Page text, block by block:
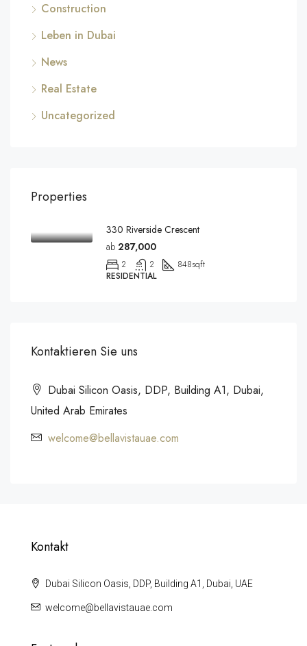
Construction
Leben in Dubai
News
Real Estate
Uncategorized
Properties
330 Riverside Crescent
ab 287,000
2 2 848sqft
RESIDENTIAL
Kontaktieren Sie uns
Dubai Silicon Oasis, DDP, Building A1, Dubai,
United Arab Emirates
welcome@bellavistauae.com
Kontakt
Dubai Silicon Oasis, DDP, Building A1, Dubai, UAE
welcome@bellavistauae.com